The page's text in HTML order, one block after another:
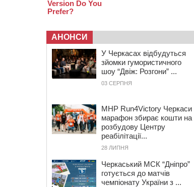
АНОНСИ
У Черкасах відбудуться
зйомки гумористичного
шоу “Двіж: Розгони” ...
03 СЕРПНЯ
MHP Run4Victory Черкаси
марафон збирає кошти на
розбудову Центру
реабілітації...
28 ЛИПНЯ
Черкаський МСК “Дніпро”
готується до матчів
чемпіонату України з ...